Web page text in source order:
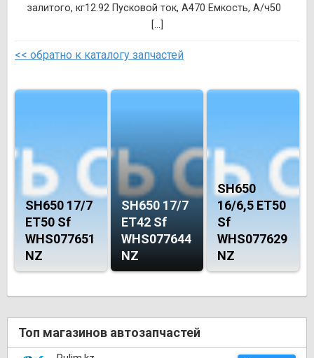
залитого, кг12.92 Пусковой ток, А470 Емкость, А/ч50
[...]
<< обратно к каталогу запчастей
SH650 17/7
ET50 Sf
WHS077651
NZ
SH650 17/7
ET42 Sf
WHS077644
NZ
SH650
16/6,5 ET50
Sf
WHS077629
NZ
Топ магазинов автозапчастей